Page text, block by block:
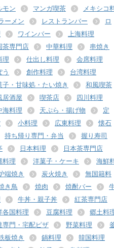
モン
マンガ喫茶
メキシコ
ーメン レストランバー
ロ
ワインバー
上海料理
茶専門店
中華料理
串焼き
理
仕出し料理
会席料理
う
創作料理
台湾料理
子・甘味処・たい焼き
和風喫茶
居酒屋
喫茶店
四川料理
海料理
天ぷら・揚げ物
定
小料理 広東料理
懐石
持ち帰り専門・弁当
握り寿司
日本料理
日本茶専門店
料理
洋菓子・ケーキ
海鮮
端焼き 炭火焼き
無国籍料
き鳥 焼肉 焼酎バー
牛丼・親子丼
紅茶専門店
各国料理
豆腐料理
郷土料
専門・宅配ピザ
野菜料理
板焼き 鍋料理
韓国料理